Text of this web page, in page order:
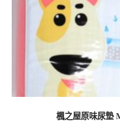
楓之屋原味尿墊